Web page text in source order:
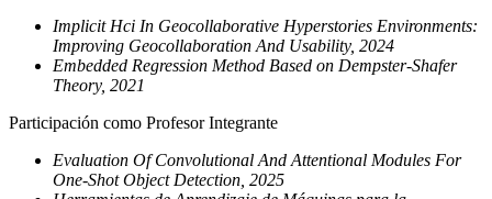
Implicit Hci In Geocollaborative Hyperstories Environments:
Improving Geocollaboration And Usability, 2024
Embedded Regression Method Based on Dempster-Shafer
Theory, 2021
Participación como Profesor Integrante
Evaluation Of Convolutional And Attentional Modules For
One-Shot Object Detection, 2025